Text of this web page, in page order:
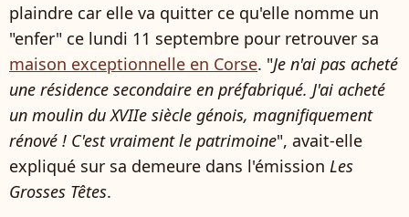
plaindre car elle va quitter ce qu'elle nomme un
"enfer" ce lundi 11 septembre pour retrouver sa
maison exceptionnelle en Corse. "Je n'ai pas acheté
une résidence secondaire en préfabriqué. J'ai acheté
un moulin du XVIIe siècle génois, magnifiquement
rénové ! C'est vraiment le patrimoine", avait-elle
expliqué sur sa demeure dans l'émission Les
Grosses Têtes.